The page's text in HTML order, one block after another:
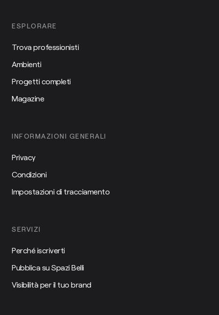
ESPLORARE
Trova professionisti
Ambienti
Progetti completi
Magazine
INFORMAZIONI GENERALI
Privacy
Condizioni
Impostazioni di tracciamento
SERVIZI
Perché iscriverti
Pubblica su Spazi Belli
Visibilità per il tuo brand